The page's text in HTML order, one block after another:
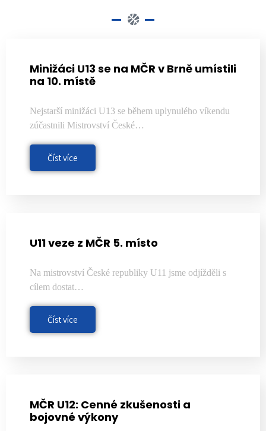
Minižáci U13 se na MČR v Brně umístili
na 10. místě
Nejstarší minižáci U13 se během uplynulého víkendu
zúčastnili Mistrovství České…
Číst více
U11 veze z MČR 5. místo
Na mistrovství České republiky U11 jsme odjížděli s
cílem dostat…
Číst více
MČR U12: Cenné zkušenosti a
bojovné výkony